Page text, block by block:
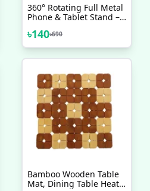
360° Rotating Full Metal
Phone & Tablet Stand –
Adjustable Desktop
Holder For Mobile
৳140৳690
Bamboo Wooden Table
Mat, Dining Table Heat